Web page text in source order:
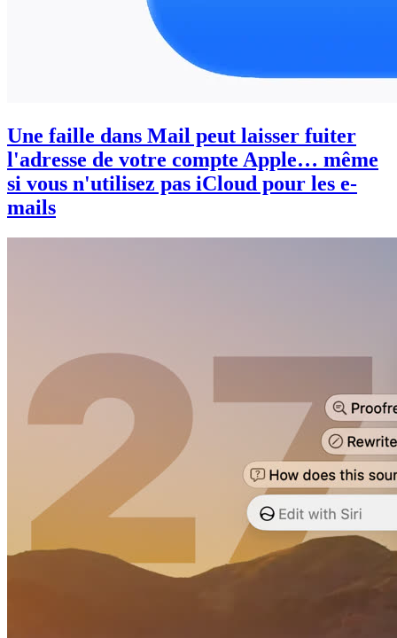
Une faille dans Mail peut laisser fuiter
l'adresse de votre compte Apple… même
si vous n'utilisez pas iCloud pour les e-
mails